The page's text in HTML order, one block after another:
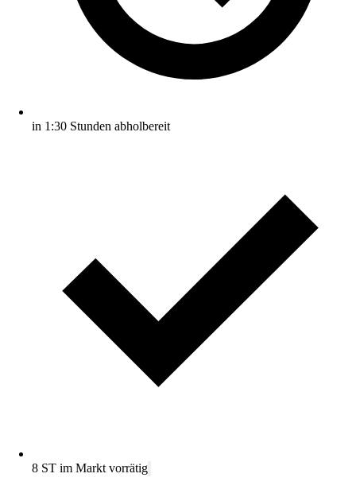
in 1:30 Stunden abholbereit
8 ST im Markt vorrätig